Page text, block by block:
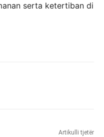
serta ketertiban di
Artikulli tjetër